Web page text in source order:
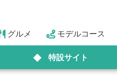
グルメ モデルコース
特設サイト